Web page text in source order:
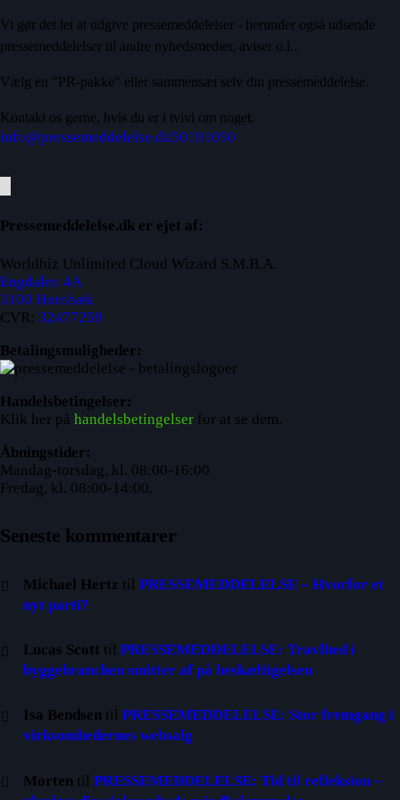
Vi gør det let at udgive pressemeddelelser - herunder også udsende
pressemeddelelser til andre nyhedsmedier, aviser o.l..
Vælg en "PR-pakke" eller sammensæt selv din pressemeddelelse.
Kontakt os gerne, hvis du er i tvivl om noget.
info@pressemeddelelse.dk50191050
Pressemeddelelse.dk er ejet af:
Worldbiz Unlimited Cloud Wizard S.M.B.A.
Engdalen 4A
3100 Hornbæk
CVR: 32477259
Betalingsmuligheder:
Handelsbetingelser:
Klik her på handelsbetingelser for at se dem.
Åbningstider:
Mandag-torsdag, kl. 08:00-16:00
Fredag, kl. 08:00-14:00.
Seneste kommentarer
Michael Hertz tilPRESSEMEDDELELSE – Hvorfor et
nyt parti?
Lucas Scott tilPRESSEMEDDELELSE: Travlhed i
byggebranchen smitter af på beskæftigelsen
Isa Bendsen tilPRESSEMEDDELELSE: Stor fremgang i
virksomhedernes websalg
Morten tilPRESSEMEDDELELSE: Tid til refleksion –